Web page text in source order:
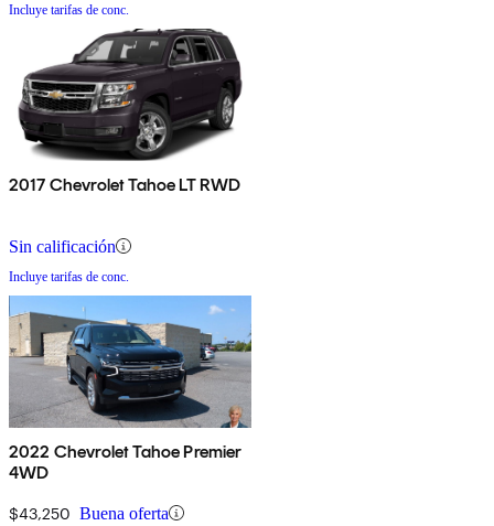
Incluye tarifas de conc.
2017 Chevrolet Tahoe LT RWD
Sin calificación
Incluye tarifas de conc.
2022 Chevrolet Tahoe Premier
4WD
$43,250 Buena oferta